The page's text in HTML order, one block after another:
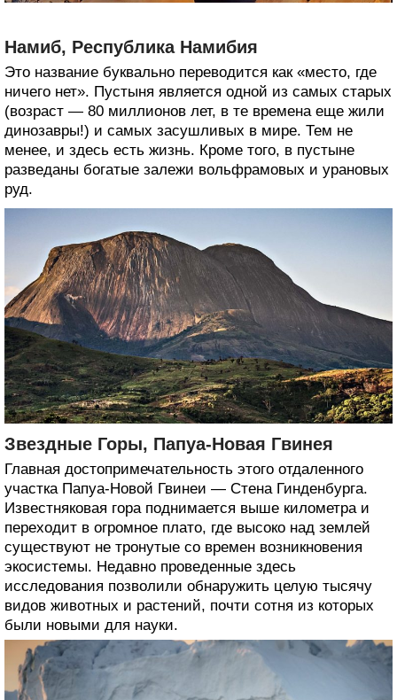
Намиб, Республика Намибия
Это название буквально переводится как «место, где
ничего нет». Пустыня является одной из самых старых
(возраст — 80 миллионов лет, в те времена еще жили
динозавры!) и самых засушливых в мире. Тем не
менее, и здесь есть жизнь. Кроме того, в пустыне
разведаны богатые залежи вольфрамовых и урановых
руд.
Звездные Горы, Папуа-Новая Гвинея
Главная достопримечательность этого отдаленного
участка Папуа-Новой Гвинеи — Стена Гинденбурга.
Известняковая гора поднимается выше километра и
переходит в огромное плато, где высоко над землей
существуют не тронутые со времен возникновения
экосистемы. Недавно проведенные здесь
исследования позволили обнаружить целую тысячу
видов животных и растений, почти сотня из которых
были новыми для науки.